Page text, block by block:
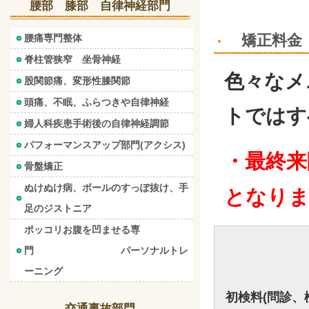
矯正料金
色々な
トでは
・最終
となり
初検料(問診、
腰部 膝部 自律神経部門
腰痛専門整体
脊柱管狭窄 坐骨神経
股関節痛、変形性膝関節
頭痛、不眠、ふらつきや自律神経
婦人科疾患手術後の自律神経調節
パフォーマンスアップ部門(アクシス)
骨盤矯正
ぬけぬけ病、ボールのすっぽ抜け、手
足のジストニア
ポッコリお腹を凹ませる専
門 パーソナルトレ
ーニング